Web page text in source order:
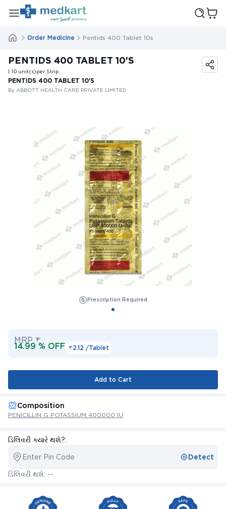
Order Medicine Pentids 400 Tablet 10s
PENTIDS 400 TABLET 10'S
| 10 unit(s)per Strip
PENTIDS 400 TABLET 10'S
By ABBOTT HEALTH CARE PRIVATE LIMITED
Prescription Required
MRP ₹
14.99 % OFF ₹2.12 /Tablet
Add to Cart
Composition
PENICILLIN G POTASSIUM 400000 IU
ડિલિવરી ક્યારે થશે?:
Enter Pin Code Detect
ડિલિવરી થશે: --